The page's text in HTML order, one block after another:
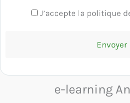
J’accepte la politique
e-learning